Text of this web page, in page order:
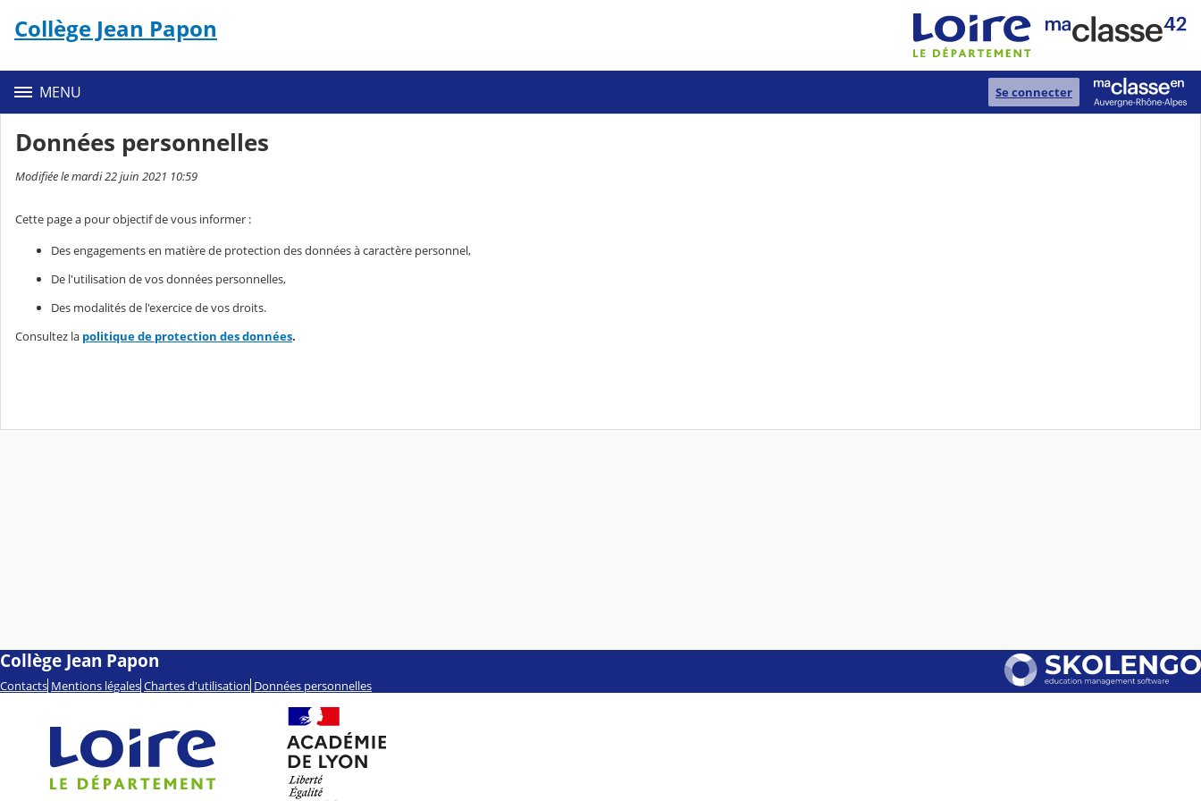
Contenu
Collège Jean Papon
MENU Se connecter
Données personnelles
Modifiée le mardi 22 juin 2021 10:59
Cette page a pour objectif de vous informer :
Des engagements en matière de protection des données à caractère personnel,
De l'utilisation de vos données personnelles,
Des modalités de l'exercice de vos droits.
Consultez la politique de protection des données.
Collège Jean Papon
Contacts Mentions légales Chartes d'utilisation Données personnelles